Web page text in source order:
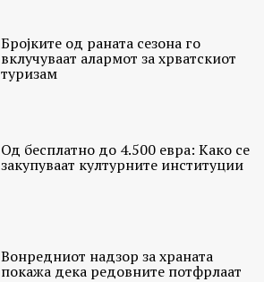
Бројките од раната сезона го
вклучуваат алармот за хрватскиот
туризам
Од бесплатно до 4.500 евра: Како се
закупуваат културните институции
Вонредниот надзор за храната
покажа дека редовните потфрлаат